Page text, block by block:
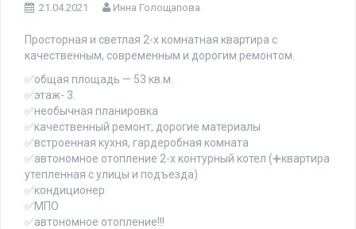
21.04.2021 Инна Голощапова
Просторная и светлая 2-х комнатная квартира с
качественным, современным и дорогим ремонтом.
✅общая площадь — 53 кв.м.
✅этаж- 3.
✅необычная планировка
✅качественный ремонт, дорогие материалы
✅встроенная кухня, гардеробная комната
✅автономное отопление 2-х контурный котел (➕квартира
утепленная с улицы и подъезда)
✅кондиционер
✅МПО
✅автономное отопление!!!